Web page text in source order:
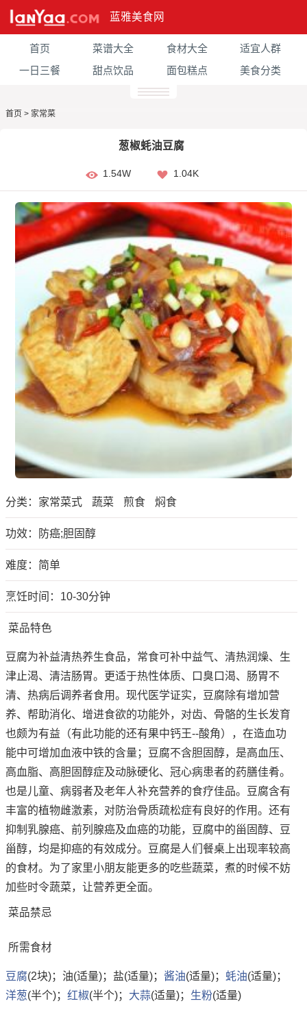
蓝雅美食网
首页 菜谱大全 食材大全
适宜人群
一日三餐
甜点饮品 面包糕点 美食分类
首页 > 家常菜
葱椒蚝油豆腐
1.54W 1.04K
分类： 家常菜式 蔬菜 煎食 焖食
功效：防癌;胆固醇
难度：简单
烹饪时间：10-30分钟
菜品特色
豆腐为补益清热养生食品，常食可补中益气、清热润燥、生
津止渴、清洁肠胃。更适于热性体质、口臭口渴、肠胃不
清、热病后调养者食用。现代医学证实，豆腐除有增加营
养、帮助消化、增进食欲的功能外，对齿、骨骼的生长发育
也颇为有益（有此功能的还有果中钙王--酸角），在造血功
能中可增加血液中铁的含量；豆腐不含胆固醇，是高血压、
高血脂、高胆固醇症及动脉硬化、冠心病患者的药膳佳肴。
也是儿童、病弱者及老年人补充营养的食疗佳品。豆腐含有
丰富的植物雌激素，对防治骨质疏松症有良好的作用。还有
抑制乳腺癌、前列腺癌及血癌的功能，豆腐中的甾固醇、豆
甾醇，均是抑癌的有效成分。豆腐是人们餐桌上出现率较高
的食材。为了家里小朋友能更多的吃些蔬菜，煮的时候不妨
加些时令蔬菜，让营养更全面。
菜品禁忌
所需食材
豆腐(2块)；油(适量)；盐(适量)； 酱油(适量)； 蚝油(适量)；
洋葱(半个)； 红椒(半个)； 大蒜(适量)； 生粉(适量)